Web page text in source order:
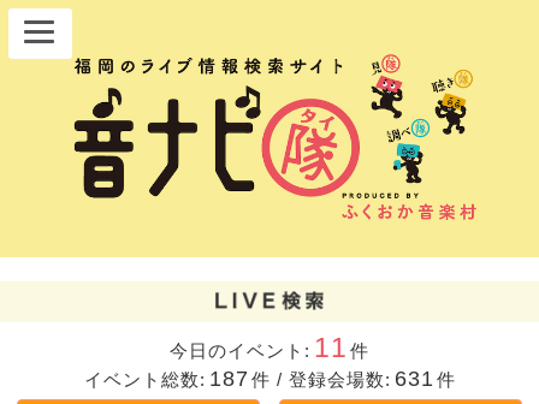
今日のイベント: 11 件
イベント総数: 187 件 / 登録会場数: 631 件